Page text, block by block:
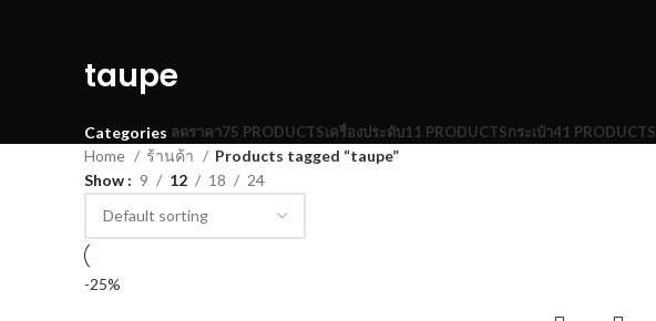
taupe
Categories ลดราคา75 PRODUCTSเครื่องประดับ11 PRODUCTSกระเป๋า41 PRODUCTS
Home ร้านค้า
Products tagged “taupe”
Show
9 12 18 24
-25%